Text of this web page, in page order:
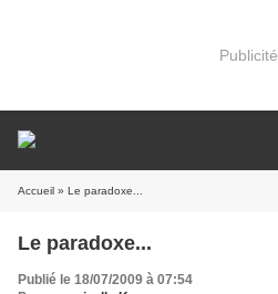
Publicité
Accueil » Le paradoxe...
Le paradoxe...
Publié le 18/07/2009 à 07:54